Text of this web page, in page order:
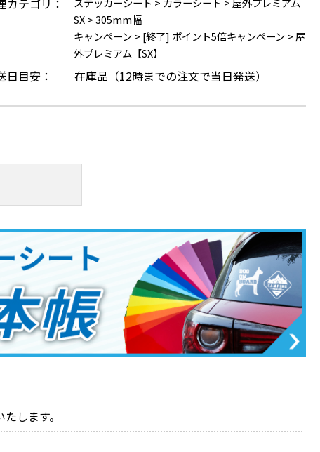
カテゴリ：
SX>305mm幅
キャンペーン > [終了] ポイント5倍キャンペーン > 屋
外プレミアム【SX】
日目安： 在庫品（12時までの注文で当日発送）
します。